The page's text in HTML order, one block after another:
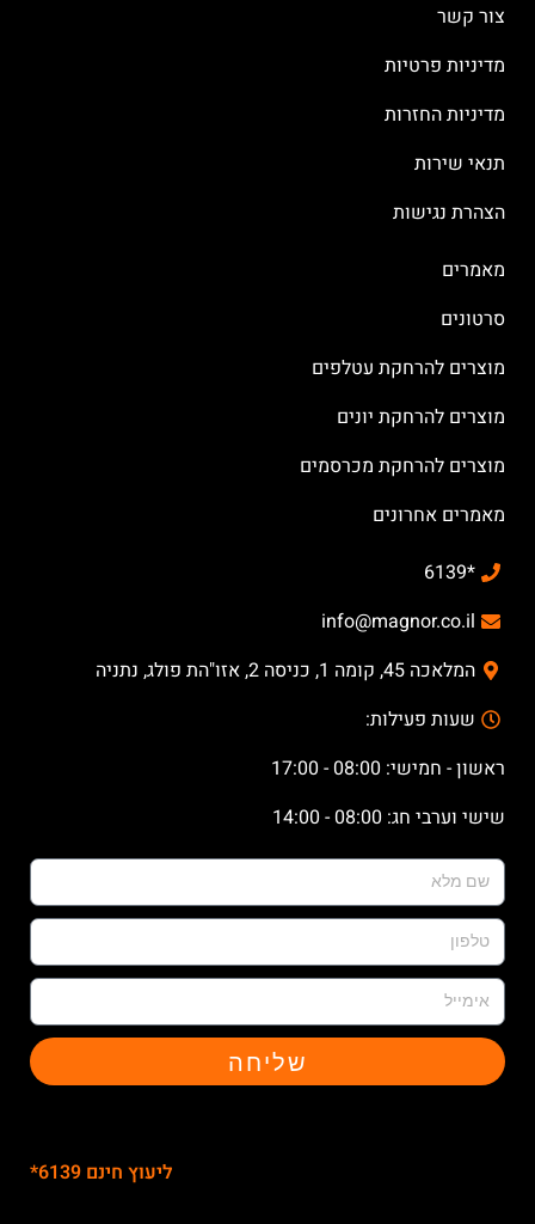
צור קשר
מדיניות פרטיות
מדיניות החזרות
תנאי שירות
הצהרת נגישות
מאמרים
סרטונים
מוצרים להרחקת עטלפים
מוצרים להרחקת יונים
מוצרים להרחקת מכרסמים
מאמרים אחרונים
*6139
info@magnor.co.il
המלאכה 45, קומה 1, כניסה 2, אזו"הת פולג, נתניה
שעות פעילות:
ראשון - חמישי: 08:00 - 17:00
שישי וערבי חג: 08:00 - 14:00
שליחה
ליעוץ חינם 6139*